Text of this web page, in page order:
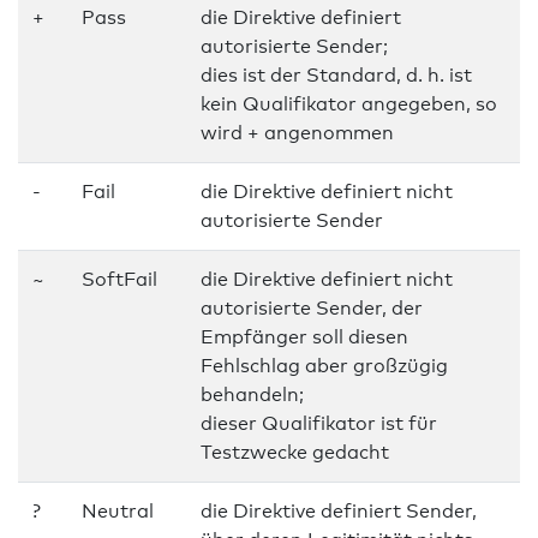
+ Pass
die Direktive definiert
autorisierte Sender;
dies ist der Standard, d. h. ist
kein Qualifikator angegeben, so
wird + angenommen
- Fail
die Direktive definiert nicht
autorisierte Sender
~ SoftFail
die Direktive definiert nicht
autorisierte Sender, der
Empfänger soll diesen
Fehlschlag aber großzügig
behandeln;
dieser Qualifikator ist für
Testzwecke gedacht
? Neutral
die Direktive definiert Sender,